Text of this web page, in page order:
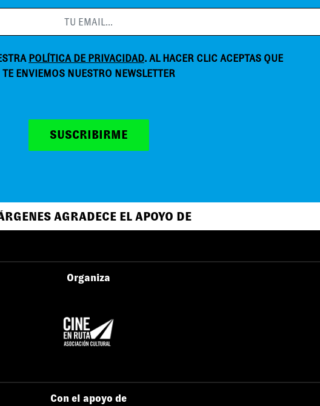
POLÍTICA DE PRIVACIDAD. AL HACER CLIC ACEPTAS QUE
TE ENVIEMOS NUESTRO NEWSLETTER
SUSCRIBIRME
AGRADECE EL APOYO DE
Organiza
Con el apoyo de